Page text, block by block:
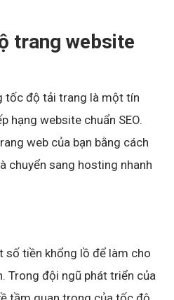
trang website
tốc độ tải trang là một tín
hạng website chuẩn SEO.
web của bạn bằng cách
chuyển sang hosting nhanh
tiền khổng lồ để làm cho
Trong đội ngũ phát triển của